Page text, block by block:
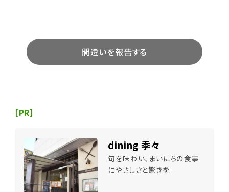
間違いを報告する
[PR]
dining 季々
旬を味わい、まいにちの食事
にやさしさと驚きを